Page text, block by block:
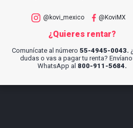
@kovi_mexico @KoviMX
¿Quieres rentar?
Comunícate al número 55-4945-0043.
dudas o vas a pagar tu renta?
WhatsApp al 800-911-5684.
¡Regístrate para
Rentar un
Nuestros
¿Cómo
Ayuda